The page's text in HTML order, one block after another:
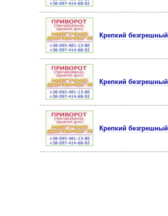
Крепкий
Крепкий
Крепкий